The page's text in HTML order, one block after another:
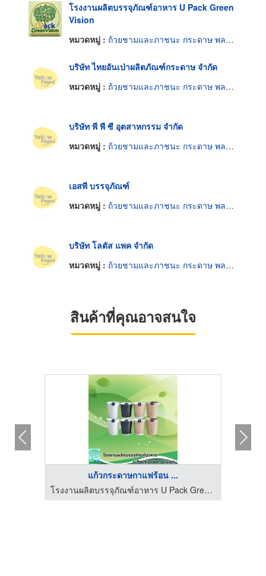
โรงงานผลิตบรรจุภัณฑ์อาหาร U Pack Green
Vision
หมวดหมู่ : ถ้วยชามและภาชนะ กระดาษ พลาสติกและโฟม
บริษัท ไทยอันเป่าผลิตภัณฑ์กระดาษ จำกัด
หมวดหมู่ : ถ้วยชามและภาชนะ กระดาษ พลาสติกและโฟม
บริษัท พี พี ซี อุตสาหกรรม จำกัด
หมวดหมู่ : ถ้วยชามและภาชนะ กระดาษ พลาสติกและโฟม
เอสพี บรรจุภัณฑ์
หมวดหมู่ : ถ้วยชามและภาชนะ กระดาษ พลาสติกและโฟม
บริษัท โลตัส แพค จำกัด
หมวดหมู่ : ถ้วยชามและภาชนะ กระดาษ พลาสติกและโฟม
สินค้าที่คุณอาจสนใจ
แก้วกระดาษกาแฟร้อน ...
โรงงานผลิตบรรจุภัณฑ์อาหาร U Pack Green Vision